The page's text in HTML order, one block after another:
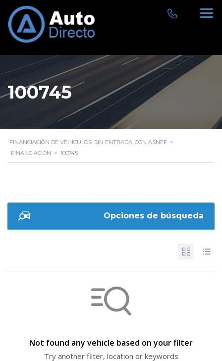
100745
FINANCIACIÓN DE VEHÍCULOS: SIN ENTRADA, CON ASNEF >
FINANCIACIÓN > 100745
Opciones de búsqueda
Not found any vehicle based on your filter
Try another filter, location or keywords